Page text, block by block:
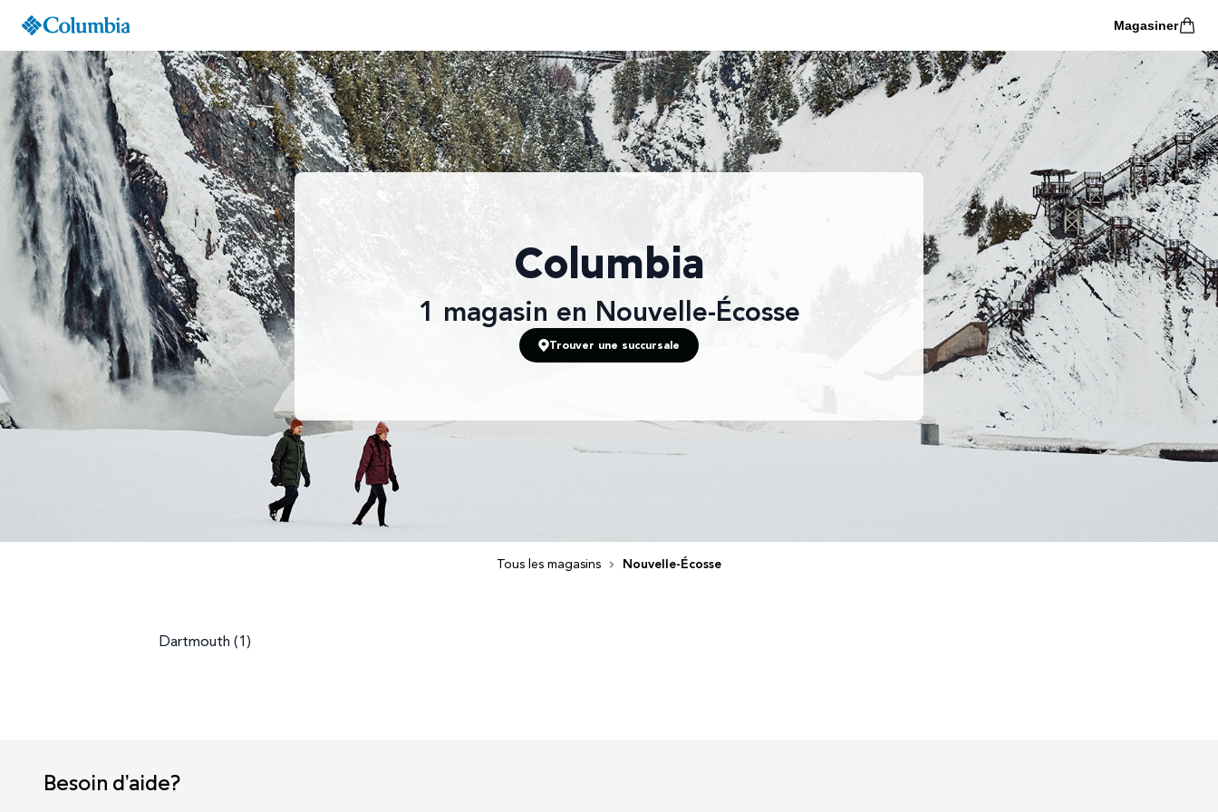
Magasiner
Columbia
1 magasin en Nouvelle-Écosse
Trouver une succursale
Tous les magasins Nouvelle-Écosse
Dartmouth (1)
Besoin d’aide?